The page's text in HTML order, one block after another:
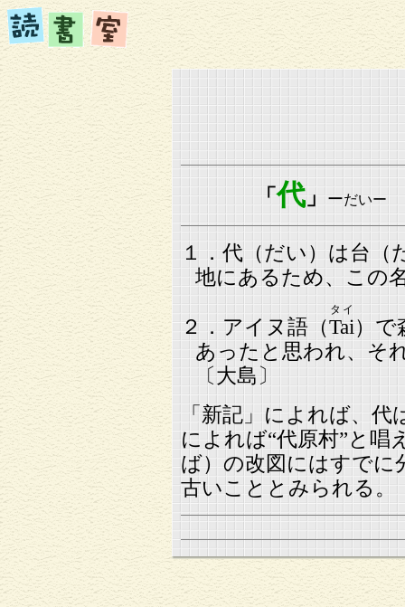
「代」 ーだいー
１．代（だい）は台（
地にあるため、この
２．アイヌ語（Tai
タイ
）で
あったと思われ、そ
〔大島〕
「新記」によれば、
によれば“代原村”と唱
ば）の改図にはすでに
古いこととみられる。